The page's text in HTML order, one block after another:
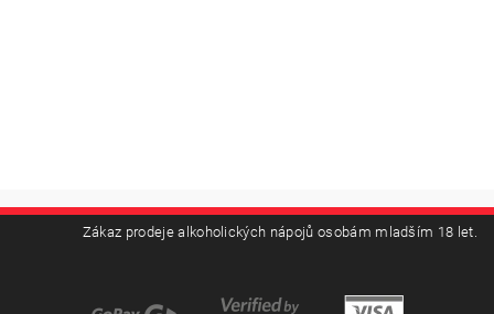
Zákaz prodeje alkoholických nápojů osobám mladším 18 let.